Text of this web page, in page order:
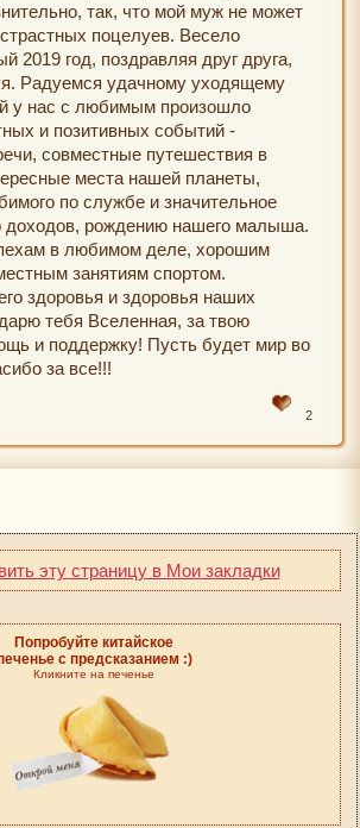
так, что мой муж не может
поцелуев. Весело
2019 год, поздравляя друг друга,
Радуемся удачному уходящему
у нас с любимым произошло
и позитивных событий -
совместные путешествия в
места нашей планеты,
по службе и значительное
доходов, рождению нашего малыша.
в любимом деле, хорошим
занятиям спортом.
здоровья и здоровья наших
тебя Вселенная, за твою
и поддержку! Пусть будет мир во
за все!!!
2
эту страницу в Мои закладки
Попробуйте китайское
с предсказанием :)
Кликните на печенье